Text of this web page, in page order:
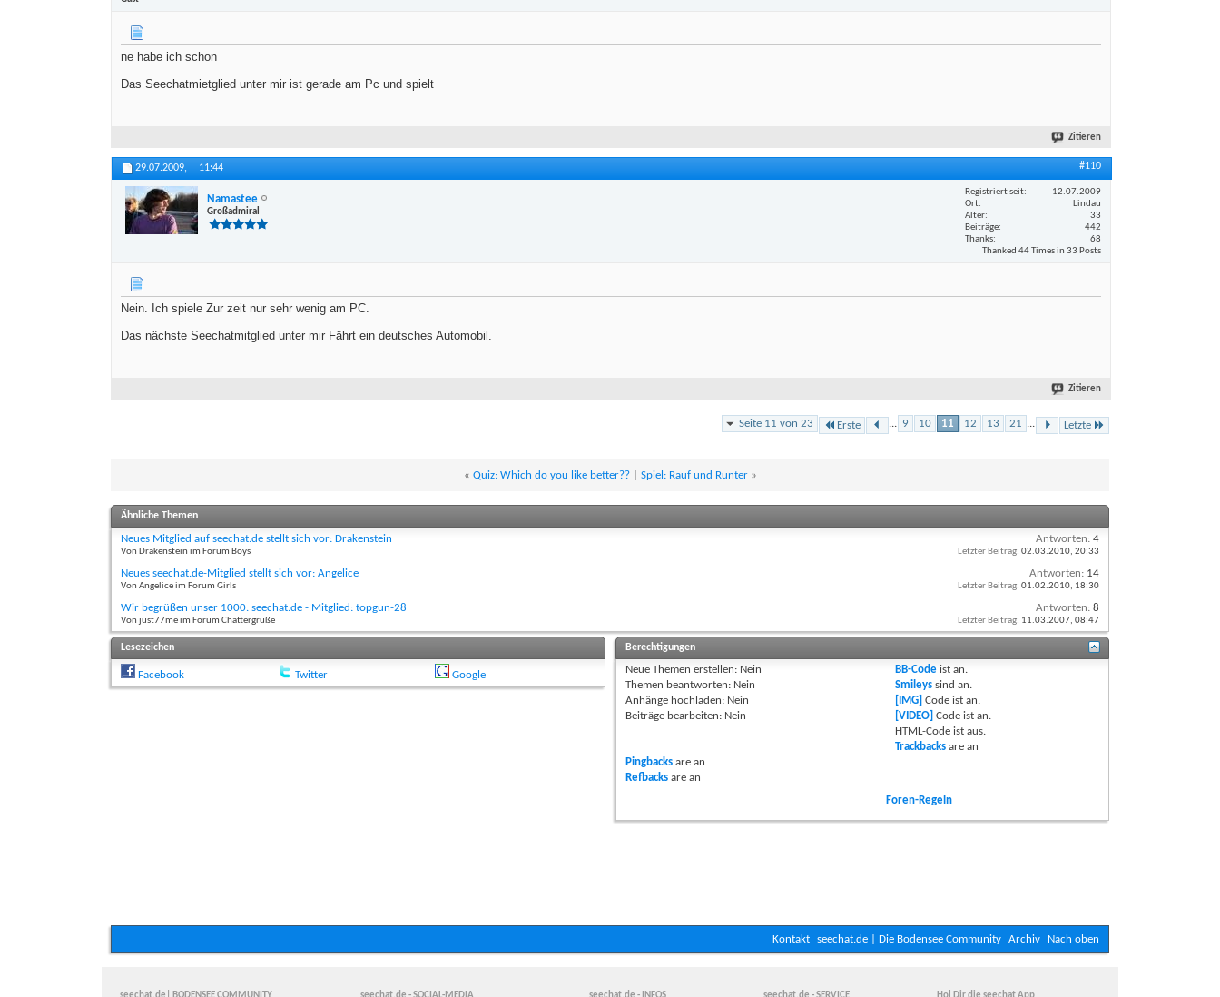
ne habe ich schon
Das Seechatmietglied unter mir ist gerade am Pc und spielt
Zitieren
29.07.2009, 11:44 #110
Namastee
Großadmiral
Registriert seit
12.07.2009
Ort
Lindau
Alter
33
Beiträge
442
Thanks
68
Thanked 44 Times in 33 Posts
Nein. Ich spiele Zur zeit nur sehr wenig am PC.
Das nächste Seechatmitglied unter mir Fährt ein deutsches Automobil.
Zitieren
Seite 11 von 23 Erste ... 9 10 11 12 13 21 ... Letzte
« Quiz: Which do you like better??| Spiel: Rauf und Runter »
Ähnliche Themen
Neues Mitglied auf seechat.de stellt sich vor: Drakenstein
Von Drakenstein im Forum Boys
Antworten: 4
Letzter Beitrag: 02.03.2010, 20:33
Neues seechat.de-Mitglied stellt sich vor: Angelice
Von Angelice im Forum Girls
Antworten: 14
Letzter Beitrag: 01.02.2010, 18:30
Wir begrüßen unser 1000. seechat.de - Mitglied: topgun-28
Von just77me im Forum Chattergrüße
Antworten: 8
Letzter Beitrag: 11.03.2007, 08:47
Lesezeichen
Facebook Twitter Google
Berechtigungen
Neue Themen erstellen: Nein
Themen beantworten: Nein
Anhänge hochladen: Nein
Beiträge bearbeiten: Nein
BB-Code istan.
Smileys sindan.
[IMG] Code istan.
[VIDEO] Code istan.
HTML-Code istaus.
Trackbacks arean
Pingbacksare an
Refbacksare an
Foren-Regeln
Kontakt seechat.de | Die Bodensee Community Archiv Nach oben